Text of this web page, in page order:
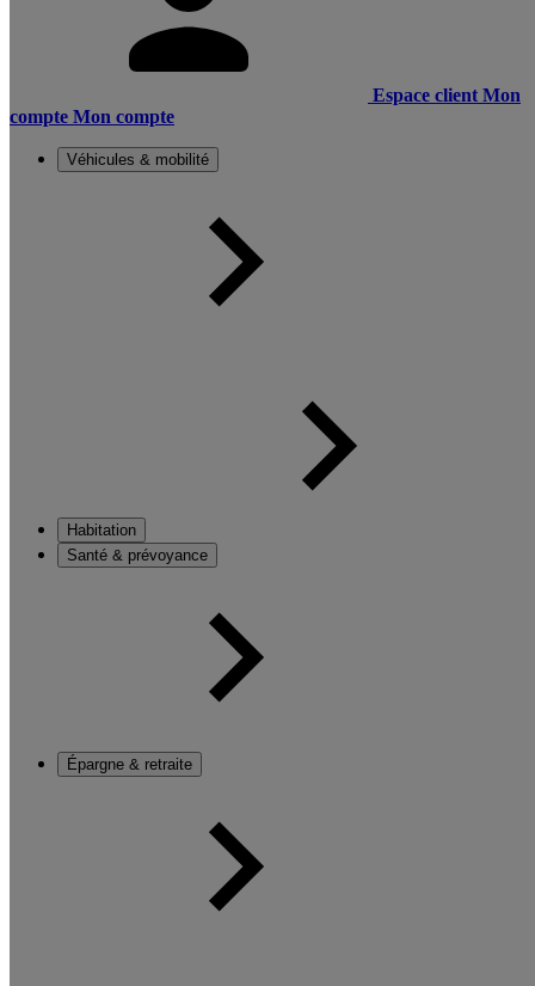
Espace client Mon
compte Mon compte
Véhicules & mobilité
Habitation
Santé & prévoyance
Épargne & retraite